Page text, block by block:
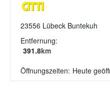
23556 Lübeck Buntekuh
Entfernung:
391.8km
Öffnungszeiten: Heute